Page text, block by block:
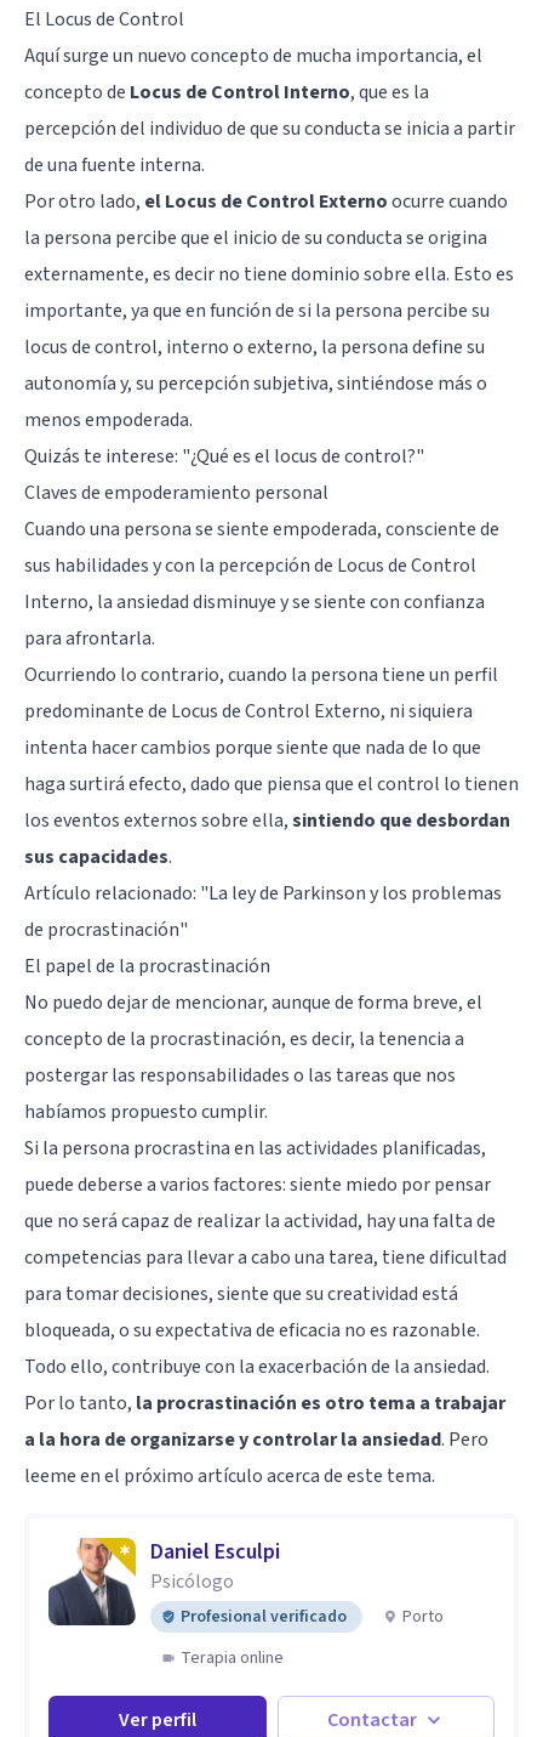
El Locus de Control
Aquí surge un nuevo concepto de mucha importancia, el
concepto de Locus de Control Interno, que es la
percepción del individuo de que su conducta se inicia a partir
de una fuente interna.
Por otro lado, el Locus de Control Externoocurre cuando
la persona percibe que el inicio de su conducta se origina
externamente, es decir no tiene dominio sobre ella. Esto es
importante, ya que en función de si la persona percibe su
locus de control, interno o externo, la persona define su
autonomía y, su percepción subjetiva, sintiéndose más o
menos empoderada.
Quizás te interese: "¿Qué es el locus de control?"
Claves de empoderamiento personal
Cuando una persona se siente empoderada, consciente de
sus habilidades y con la percepción de Locus de Control
Interno, la ansiedad disminuye y se siente con confianza
para afrontarla.
Ocurriendo lo contrario, cuando la persona tiene un perfil
predominante de Locus de Control Externo, ni siquiera
intenta hacer cambios porque siente que nada de lo que
haga surtirá efecto, dado que piensa que el control lo tienen
los eventos externos sobre ella,sintiendo que desbordan
sus capacidades.
Artículo relacionado: "La ley de Parkinson y los problemas
de procrastinación"
El papel de la procrastinación
No puedo dejar de mencionar, aunque de forma breve, el
concepto de la procrastinación, es decir, la tenencia a
postergar las responsabilidades o las tareas que nos
habíamos propuesto cumplir.
Si la persona procrastina en las actividades planificadas,
puede deberse a varios factores: siente miedo por pensar
que no será capaz de realizar la actividad, hay una falta de
competencias para llevar a cabo una tarea, tiene dificultad
para tomar decisiones, siente que su creatividad está
bloqueada, o su expectativa de eficacia no es razonable.
Todo ello, contribuye con la exacerbación de la ansiedad.
Por lo tanto, la procrastinación es otro tema a trabajar
a la hora de organizarse y controlar la ansiedad. Pero
leeme en el próximo artículo acerca de este tema.
Daniel Esculpi
Psicólogo
Profesional verificado
Porto
Terapia online
Ver perfil Contactar